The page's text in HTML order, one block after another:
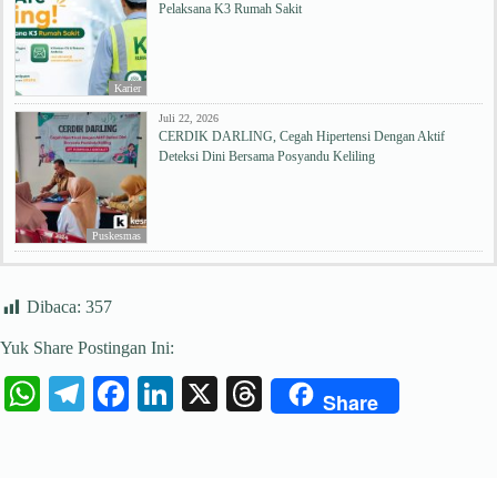
Karier
Pelaksana K3 Rumah Sakit
Puskesmas
Juli 22, 2026
CERDIK DARLING, Cegah Hipertensi Dengan Aktif
Deteksi Dini Bersama Posyandu Keliling
Dibaca: 357
Yuk Share Postingan Ini:
W
Te
Fa
Li
X
T
Share